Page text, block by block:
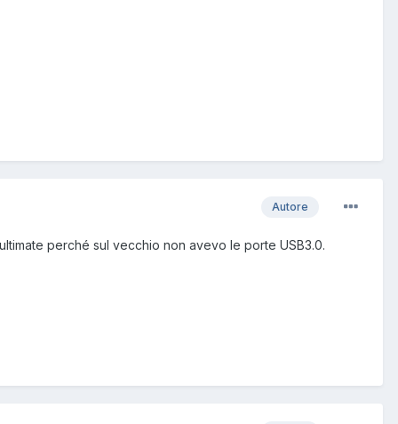
Autore
perché sul vecchio non avevo le porte USB3.0.